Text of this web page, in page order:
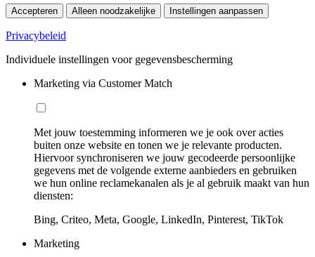
Accepteren Alleen noodzakelijke Instellingen aanpassen
Privacybeleid
Individuele instellingen voor gegevensbescherming
Marketing via Customer Match
Met jouw toestemming informeren we je ook over acties
buiten onze website en tonen we je relevante producten.
Hiervoor synchroniseren we jouw gecodeerde persoonlijke
gegevens met de volgende externe aanbieders en gebruiken
we hun online reclamekanalen als je al gebruik maakt van hun
diensten:
Bing, Criteo, Meta, Google, LinkedIn, Pinterest, TikTok
Marketing